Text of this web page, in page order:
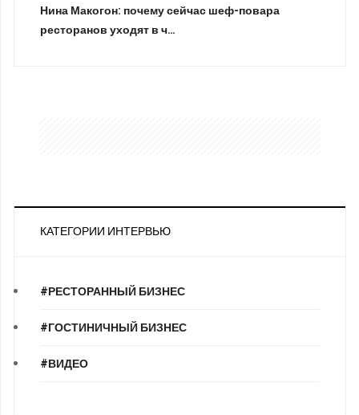
Нина Макогон: почему сейчас шеф-повара
ресторанов уходят в ч…
КАТЕГОРИИ ИНТЕРВЬЮ
#РЕСТОРАННЫЙ БИЗНЕС
#ГОСТИНИЧНЫЙ БИЗНЕС
#ВИДЕО